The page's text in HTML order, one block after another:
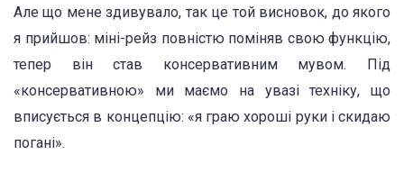
Але що мене здивувало, так це той висновок, до якого
я прийшов: міні-рейз повністю поміняв свою функцію,
тепер він став консервативним мувом. Під
«консервативною» ми маємо на увазі техніку, що
вписується в концепцію: «я граю хороші руки і скидаю
погані».